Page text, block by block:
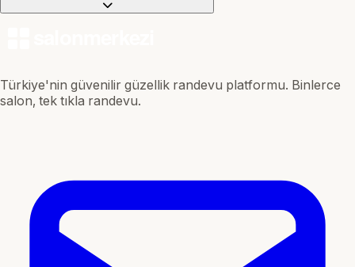
Türkiye'nin güvenilir güzellik randevu platformu. Binlerce
salon, tek tıkla randevu.